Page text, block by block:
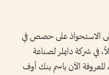
على الاستحواذ على حصص في
في شركة دايملر لصناعة
الآن باسم بنك أوف